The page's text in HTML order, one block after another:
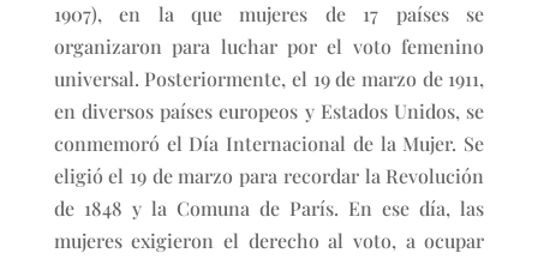
1907), en la que mujeres de 17 países se
organizaron para luchar por el voto femenino
universal. Posteriormente, el 19 de marzo de 1911,
en diversos países europeos y Estados Unidos, se
conmemoró el Día Internacional de la Mujer. Se
eligió el 19 de marzo para recordar la Revolución
de 1848 y la Comuna de París. En ese día, las
mujeres exigieron el derecho al voto, a ocupar